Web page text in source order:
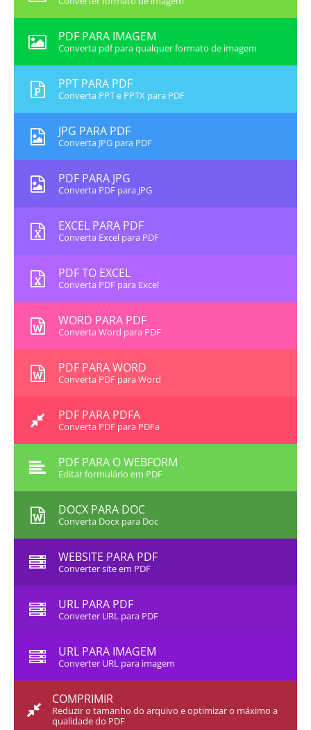
PDF PARA IMAGEM
Converta pdf para qualquer formato de imagem
PPT PARA PDF
Converta PPT e PPTX para PDF
JPG PARA PDF
Converta JPG para PDF
PDF PARA JPG
Converta PDF para JPG
EXCEL PARA PDF
Converta Excel para PDF
PDF TO EXCEL
Converta PDF para Excel
WORD PARA PDF
Converta Word para PDF
PDF PARA WORD
Converta PDF para Word
PDF PARA PDFA
Converta PDF para PDFa
PDF PARA O WEBFORM
Editar formulário em PDF
DOCX PARA DOC
Converta Docx para Doc
WEBSITE PARA PDF
Converter site em PDF
URL PARA PDF
Converter URL para PDF
URL PARA IMAGEM
Converter URL para imagem
COMPRIMIR
Reduzir o tamanho do arquivo e optimizar o máximo a
qualidade do PDF